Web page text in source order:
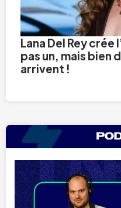
Lana Del Rey crée
pas un, mais bien
arrivent !